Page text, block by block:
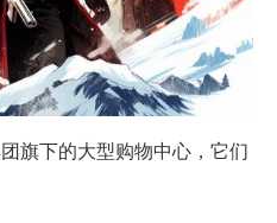
旗下的大型购物中心，它们